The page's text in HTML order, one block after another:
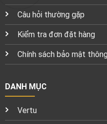
Câu hỏi thường gặp
Kiểm tra đơn đặt hàng
Chính sách bảo mật
DANH MỤC
Vertu